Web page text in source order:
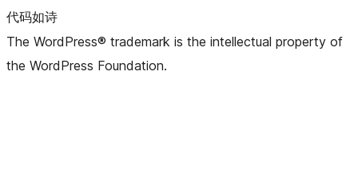
代码如诗
The WordPress® trademark is the intellectual property of
the WordPress Foundation.